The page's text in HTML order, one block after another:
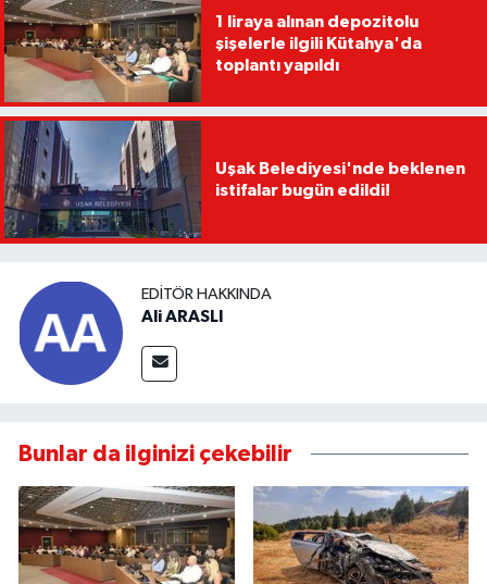
1 liraya alınan depozitolu
şişelerle ilgili Kütahya'da
toplantı yapıldı
Uşak Belediyesi'nde beklenen
istifalar bugün edildi!
EDITÖR HAKKINDA
Ali ARASLI
Bunlar da ilginizi çekebilir